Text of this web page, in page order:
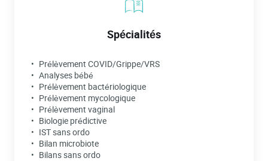
Spécialités
Prélèvement COVID/Grippe/VRS
Analyses bébé
Prélèvement bactériologique
Prélèvement mycologique
Prélèvement vaginal
Biologie prédictive
IST sans ordo
Bilan microbiote
Bilans sans ordo